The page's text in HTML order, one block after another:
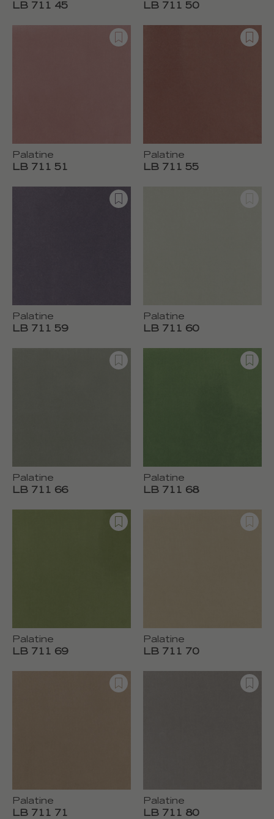
LB 711 45
LB 711 50
Palatine
LB 711 51
Palatine
LB 711 55
Palatine
LB 711 59
Palatine
LB 711 60
Palatine
LB 711 66
Palatine
LB 711 68
Palatine
LB 711 69
Palatine
LB 711 70
Palatine
LB 711 71
Palatine
LB 711 80